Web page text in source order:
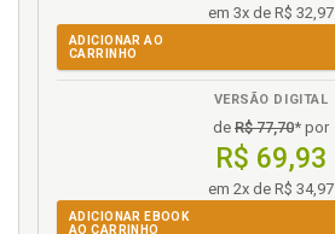
em 3x de R$ 32,97
ADICIONAR AO
CARRINHO
VERSÃO DIGITAL
de R$ 77,70* por
R$ 69,93
em 2x de R$ 34,97
ADICIONAR EBOOK
AO CARRINHO